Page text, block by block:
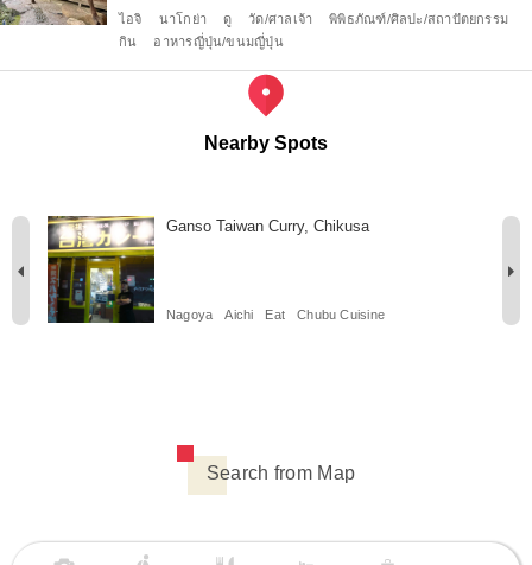
ไอจิ นาโกย่า ดู วัด/ศาลเจ้า
พิพิธภัณฑ์/ศิลปะ/สถาปัตยกรรม
กิน
อาหารญี่ปุ่น/ขนมญี่ปุ่น
Nearby Spots
Ganso Taiwan Curry, Chikusa
Nagoya Aichi Eat Chubu Cuisine
Search from Map